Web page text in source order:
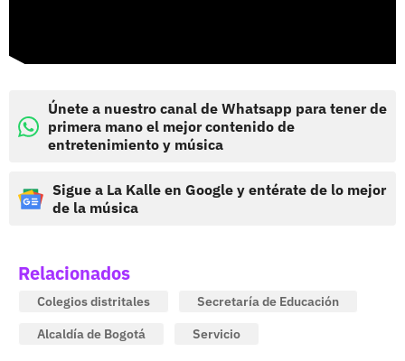
Únete a nuestro canal de Whatsapp para tener de
primera mano el mejor contenido de
entretenimiento y música
Sigue a La Kalle en Google y entérate de lo mejor
de la música
Relacionados
Colegios distritales
Secretaría de Educación
Alcaldía de Bogotá
Servicio